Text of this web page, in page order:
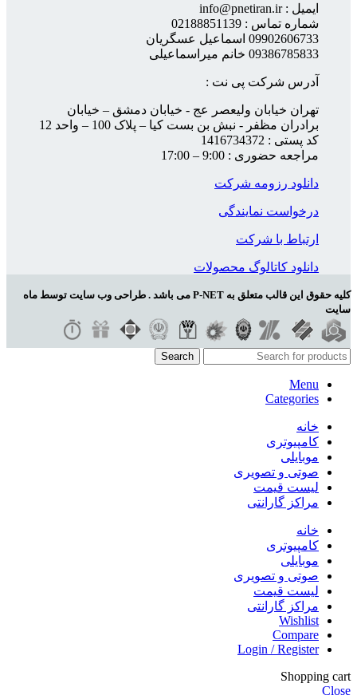
ایمیل : info@pnetiran.ir
شماره تماس : 02188851139
09902606733 اسماعیل عسگریان
09386785833 خانم میراسماعیلی
آدرس شرکت پی نت :
تهران خیابان ولیعصر عج - خیابان دمشق – خیابان
برادران مظفر - نبش بن بست کیا – پلاک 100 – واحد 12
کد پستی : 1416734372
مراجعه حضوری : 9:00 – 17:00
دانلود رزومه شرکت
درخواست نمایندگی
ارتباط با شرکت
دانلود کاتالوگ محصولات
کلیه حقوق این قالب متعلق به P-NET می باشد . طراحی وب سایت توسط ماه
سایت
Search
Menu
Categories
خانه
کامپیوتری
موبایلی
صوتی و تصویری
لیست قیمت
مراکز گارانتی
خانه
کامپیوتری
موبایلی
صوتی و تصویری
لیست قیمت
مراکز گارانتی
Wishlist
Compare
Login / Register
Shopping cart
Close